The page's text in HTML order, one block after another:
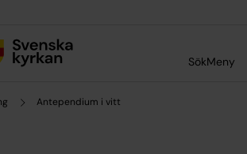
SökMeny
Antependium i vitt